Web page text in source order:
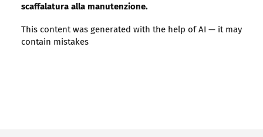
scaffalatura alla manutenzione.
This content was generated with the help of AI — it may
contain mistakes